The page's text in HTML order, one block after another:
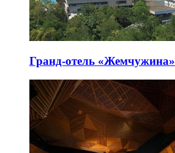
Гранд-отель «Жемчужина»